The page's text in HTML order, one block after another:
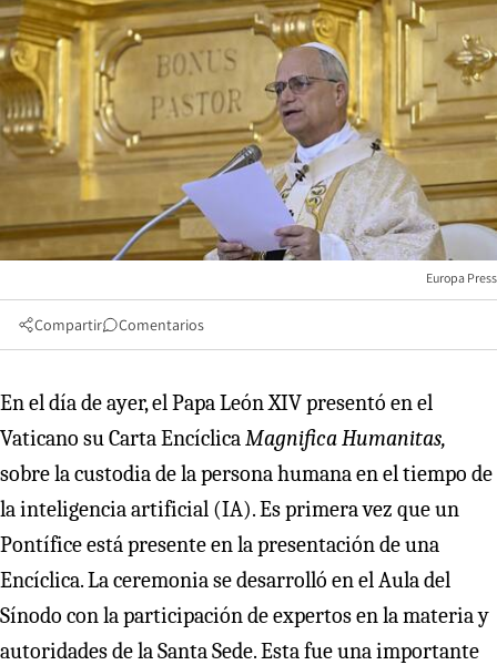
Europa Press
Compartir Comentarios
En el día de ayer, el Papa León XIV presentó en el
Vaticano su Carta EncíclicaMagnifica Humanitas,
sobre la custodia de la persona humana en el tiempo de
la inteligencia artificial (IA). Es primera vez que un
Pontífice está presente en la presentación de una
Encíclica. La ceremonia se desarrolló en el Aula del
Sínodo con la participación de expertos en la materia y
autoridades de la Santa Sede. Esta fue una importante